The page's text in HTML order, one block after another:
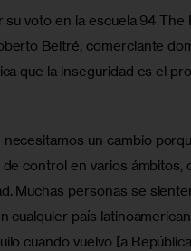
su voto en la escuela 94
Beltré, comerciante
que la inseguridad es el
necesitamos un cambio
de control en varios ámbitos,
Muchas personas se
cualquier país
cuando vuelvo [a